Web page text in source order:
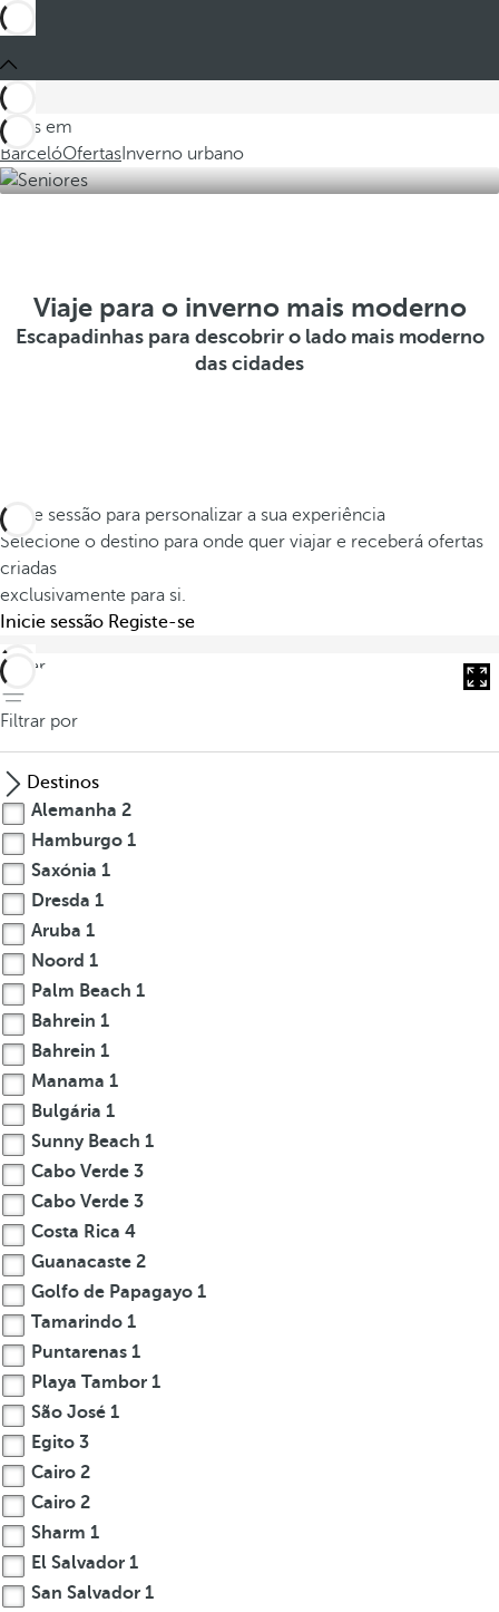
Estes em
BarcelóOfertas Inverno urbano
Viaje para o inverno mais moderno
Escapadinhas para descobrir o lado mais moderno
das cidades
Inicie sessão para personalizar a sua experiência
Selecione o destino para onde quer viajar e receberá ofertas
criadas
exclusivamente para si.
Inicie sessão Registe-se
voltar
Filtrar por
Destinos
Alemanha 2
Hamburgo 1
Saxónia 1
Dresda 1
Aruba 1
Noord 1
Palm Beach 1
Bahrein 1
Bahrein 1
Manama 1
Bulgária 1
Sunny Beach 1
Cabo Verde 3
Cabo Verde 3
Costa Rica 4
Guanacaste 2
Golfo de Papagayo 1
Tamarindo 1
Puntarenas 1
Playa Tambor 1
São José 1
Egito 3
Cairo 2
Cairo 2
Sharm 1
El Salvador 1
San Salvador 1